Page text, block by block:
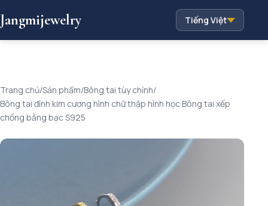
Jangmijewelry Tiếng Việt
Trang chủ/Sản phẩm/Bông tai tùy chỉnh/
Bông tai đính kim cương hình chữ thập hình học Bông tai xếp
chồng bằng bạc S925